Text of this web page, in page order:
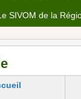
SIVOM de la